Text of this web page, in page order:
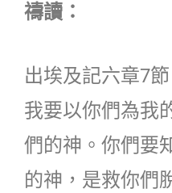
禱讀：
出埃及記六章7節
我要以你們為我
們的神。你們要
的神，是救你們